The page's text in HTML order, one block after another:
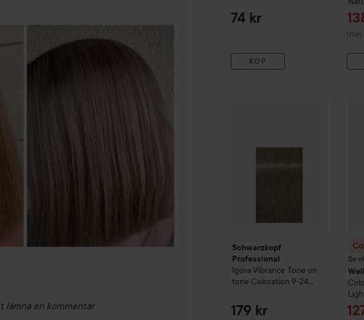
lämna en kommentar
74 kr
KÖP
Utan
Schwarzkopf
Professional
Igora Vibrance Tone on
tone Coloration 9-24
Beige
179 kr
Se
10/